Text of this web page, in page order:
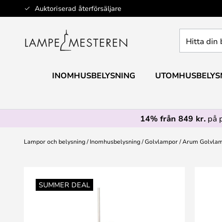
Auktoriserad återförsäljare
Hoppa
till
din
INOMHUSBELYSNING
14% från 849 kr. på
Lampor och belysning Inomhusbelysning Golvlampor Arum
SUMMER DEAL